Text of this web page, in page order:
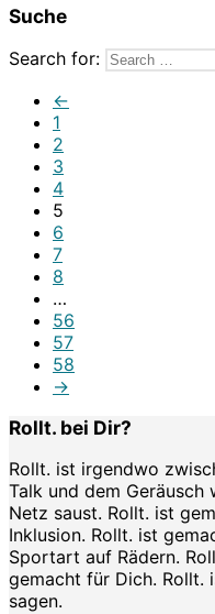
Suche
Search for:
←
1
2
3
4
5
6
7
8
…
56
57
58
→
Rollt. bei Dir?
Rollt. ist irgendwo
Talk und dem
Netz saust. Rollt. ist
Inklusion. Rollt. ist
Sportart auf Rädern.
gemacht für Dich. Rollt.
sagen.